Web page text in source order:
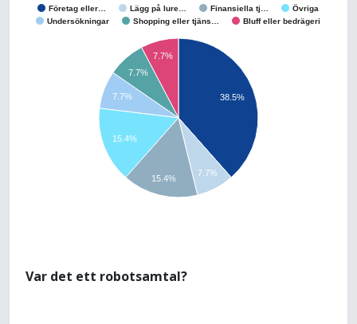
Företag eller… Lägg på lure… Finansiella tj…
Övriga
Undersökningar
Shopping eller tjäns… Bluff eller bedrägeri
38.5%
7.7%
7.7%
7.7%
7.7%
15.4%
15.4%
Var det ett robotsamtal?